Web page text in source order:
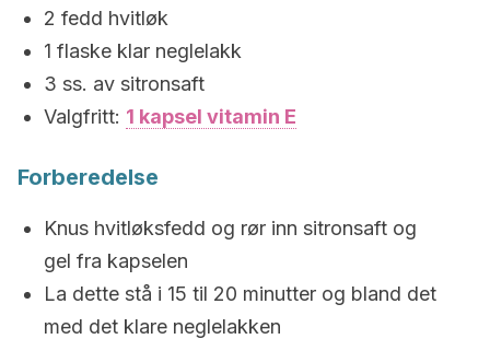
2 fedd hvitløk
1 flaske klar neglelakk
3 ss. av sitronsaft
Valgfritt: 1 kapsel vitamin E
Forberedelse
Knus hvitløksfedd og rør inn sitronsaft og
gel fra kapselen
La dette stå i 15 til 20 minutter og bland det
med det klare neglelakken